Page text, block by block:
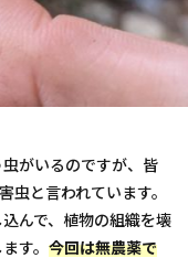
がいるのですが、皆
虫と言われています。
んで、植物の組織を壊
す。 今回は無農薬で